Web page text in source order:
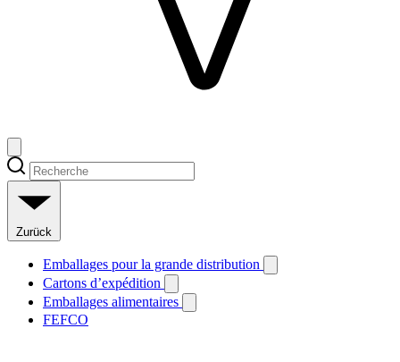
Zurück
Emballages pour la grande distribution
Cartons d’expédition
Emballages alimentaires
FEFCO